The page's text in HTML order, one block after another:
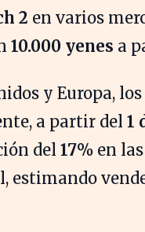
2 en varios
10.000 yenes a
y Europa,
a partir del 1
del 17% en
estimando